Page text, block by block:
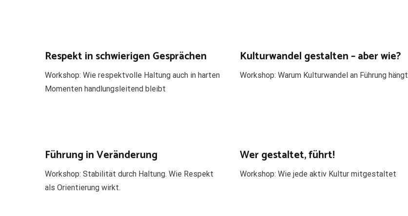
Respekt in schwierigen Gesprächen
Workshop: Wie respektvolle Haltung auch in harten
Momenten handlungsleitend bleibt
Kulturwandel gestalten – aber wie?
Workshop: Warum Kulturwandel an Führung hängt
Führung in Veränderung
Workshop: Stabilität durch Haltung. Wie Respekt
als Orientierung wirkt.
Wer gestaltet, führt!
Workshop: Wie jede aktiv Kultur mitgestaltet